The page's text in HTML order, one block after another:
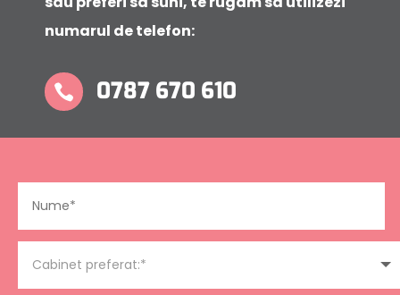
numarul de telefon:
 0787 670 610